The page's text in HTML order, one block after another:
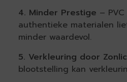
4. Minder Prestige –
authentieke materialen
minder waardevol.
5. Verkleuring door
blootstelling kan